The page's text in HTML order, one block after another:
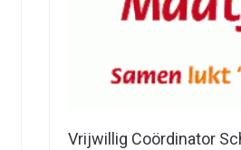
Vrijwillig Coördinator